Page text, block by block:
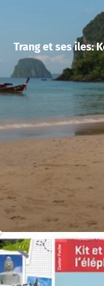
Trang et ses iles: